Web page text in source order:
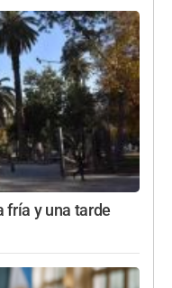
fría y una tarde